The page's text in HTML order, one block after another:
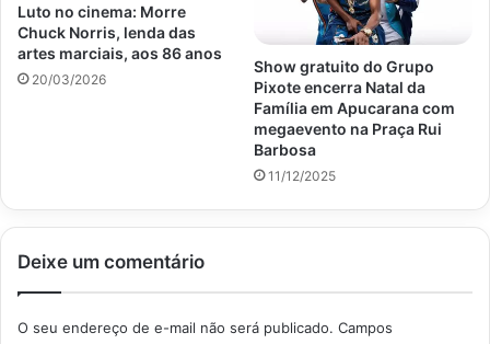
Luto no cinema: Morre
Chuck Norris, lenda das
artes marciais, aos 86 anos
20/03/2026
Show gratuito do Grupo
Pixote encerra Natal da
Família em Apucarana com
megaevento na Praça Rui
Barbosa
11/12/2025
Deixe um comentário
O seu endereço de e-mail não será publicado. Campos